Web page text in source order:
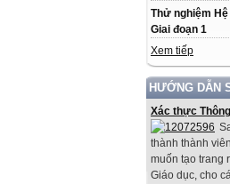
Thử nghiệm
Giai đoạn 1
Xem tiếp
HƯỚNG DẪN
Xác thực
thành thành
muốn tạo trang
Giáo dục, cho